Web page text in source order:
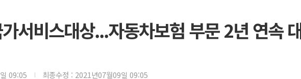
서울 중랑구 주택가서
李대통령 "결혼 때문
여수 오동도 인근 해
추미애, '위안부' 피해
서비스대상...자동차보험 부문 2년 연속
09:05 최종수정 : 2021년07월09일 09:05